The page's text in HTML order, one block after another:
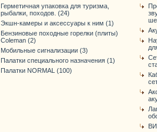
Герметичная упаковка для туризма,
рыбалки, походов. (24)
Экшн-камеры и аксессуары к ним (1)
Бензиновые походные горелки (плиты)
Coleman (2)
Мобильные сигнализации (3)
Палатки специального назначения (1)
Палатки NORMAL (100)